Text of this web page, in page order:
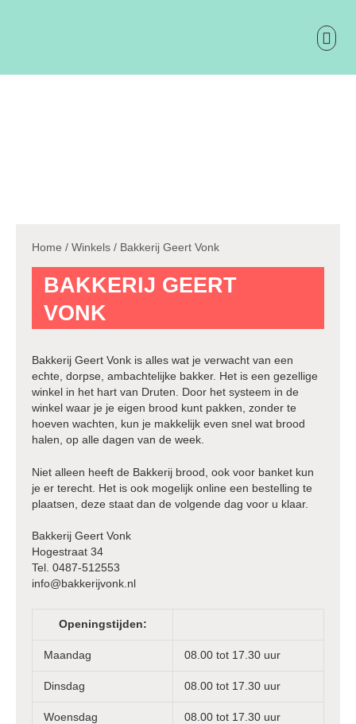
Home / Winkels / Bakkerij Geert Vonk
BAKKERIJ GEERT
VONK
Bakkerij Geert Vonk is alles wat je verwacht van een
echte, dorpse, ambachtelijke bakker. Het is een gezellige
winkel in het hart van Druten. Door het systeem in de
winkel waar je je eigen brood kunt pakken, zonder te
hoeven wachten, kun je makkelijk even snel wat brood
halen, op alle dagen van de week.
Niet alleen heeft de Bakkerij brood, ook voor banket kun
je er terecht. Het is ook mogelijk online een bestelling te
plaatsen, deze staat dan de volgende dag voor u klaar.
Bakkerij Geert Vonk
Hogestraat 34
Tel. 0487-512553
info@bakkerijvonk.nl
Openingstijden:
Maandag 08.00 tot 17.30 uur
Dinsdag 08.00 tot 17.30 uur
Woensdag 08.00 tot 17.30 uur